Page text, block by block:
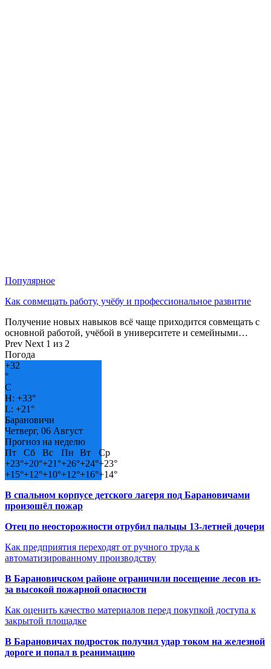
Популярное
Как совмещать работу, учёбу и профессиональное развитие
Получение новых навыков всё чаще приходится совмещать с
основной работой, учёбой в университете и семейными…
Prev Next 1 из 2
Погода
+32
°
C
H: +33°
L: +21°
Барановичи
Четверг, 06 Август
Прогноз на неделю
Пт
Сб Вс Пн Вт
Ср
+23°+20°+21°+26°+24°+23°
+15°+12°+10°+12°+16°+14°
В спальном корпусе детского лагеря под Барановичами
произошёл пожар
Отец по неосторожности отрубил пальцы 13-летней дочери
Как предприятия переходят от ручного труда к
автоматизированному производству
В Барановичском районе ограничили посещение лесов из-
за высокой пожарной опасности
Как оценить качество материалов перед покупкой доступа к
закрытой площадке
В Барановичах подросток получил удар током на железной
дороге и попал в реанимацию